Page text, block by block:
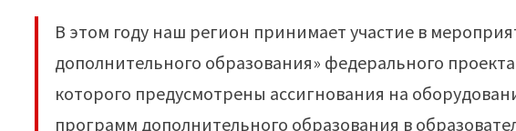
для
школьных
театров
спортклубов"
В этом году наш регион принимает участие в
дополнительного образования» федерального
которого предусмотрены ассигнования на
программ дополнительного образования в